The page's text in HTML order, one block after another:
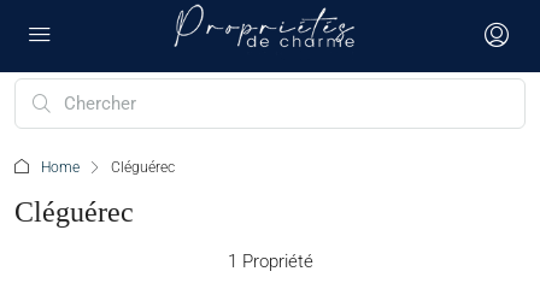
Home Cléguérec
Cléguérec
1 Propriété